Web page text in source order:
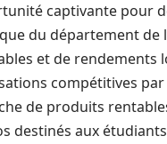
captivante pour
du département de
et de rendements
compétitives
de produits
destinés aux